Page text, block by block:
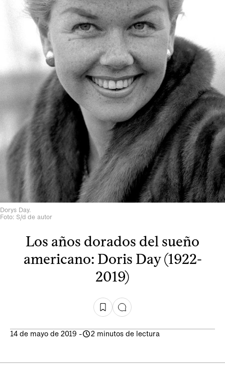
Dorys Day.
Foto: S/d de autor
Los años dorados del sueño
americano: Doris Day (1922-
2019)
14 de mayo de 2019 - 2 minutos de lectura